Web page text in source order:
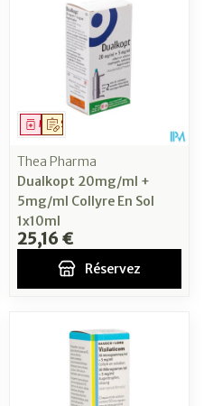
Sur prescription
Médicament
Thea Pharma
Dualkopt 20mg/ml +
5mg/ml Collyre En Sol
1x10ml
25,16 €
Réservez